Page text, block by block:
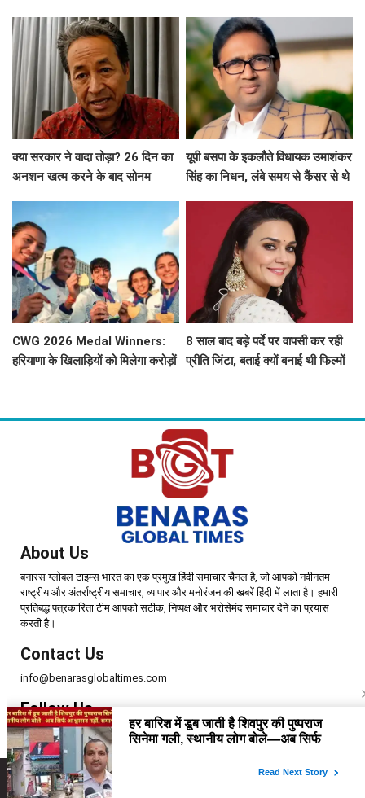
क्या सरकार ने वादा तोड़ा? 26 दिन का
अनशन खत्म करने के बाद सोनम
यूपी बसपा के इकलौते विधायक उमाशंकर
सिंह का निधन, लंबे समय से कैंसर से थे
CWG 2026 Medal Winners:
हरियाणा के खिलाड़ियों को मिलेगा करोड़ों
8 साल बाद बड़े पर्दे पर वापसी कर रही
प्रीति जिंटा, बताई क्यों बनाई थी फिल्मों
About Us
बनारस ग्लोबल टाइम्स भारत का एक प्रमुख हिंदी समाचार चैनल है, जो आपको नवीनतम
राष्ट्रीय और अंतर्राष्ट्रीय समाचार, व्यापार और मनोरंजन की खबरें हिंदी में लाता है। हमारी
प्रतिबद्ध पत्रकारिता टीम आपको सटीक, निष्पक्ष और भरोसेमंद समाचार देने का प्रयास
करती है।
Contact Us
info@benarasglobaltimes.com
Follow Us
Copyright © 2025 | Benaras Global Times | All Rights Reserved.
Home
About Us